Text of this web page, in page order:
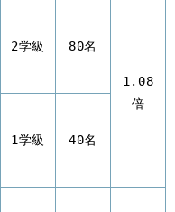
2学級 80名
1.08
倍
1学級 40名